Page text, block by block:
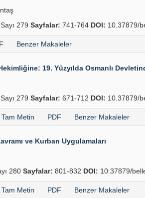
279 Sayfalar: 741-764 DOI: 10.37879/
Benzer Makaleler
19. Yüzyılda Osmanlı
279 Sayfalar: 671-712 DOI: 10.37879/
Tam Metin PDF Benzer Makaleler
ve Kurban Uy­gulamaları
280 Sayfalar: 801-832 DOI: 10.37879/
Tam Metin PDF Benzer Makaleler